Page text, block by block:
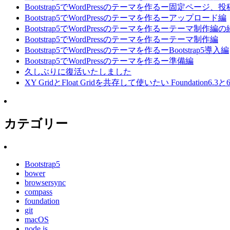
Bootstrap5でWordPressのテーマを作るー固定ページ、投
Bootstrap5でWordPressのテーマを作るーアップロード編
Bootstrap5でWordPressのテーマを作るーテーマ制作編の
Bootstrap5でWordPressのテーマを作るーテーマ制作編
Bootstrap5でWordPressのテーマを作るーBootstrap5導入編
Bootstrap5でWordPressのテーマを作るー準備編
久しぶりに復活いたしました
XY GridとFloat Gridを共存して使いたい Foundation6.3と
カテゴリー
Bootstrap5
bower
browsersync
compass
foundation
git
macOS